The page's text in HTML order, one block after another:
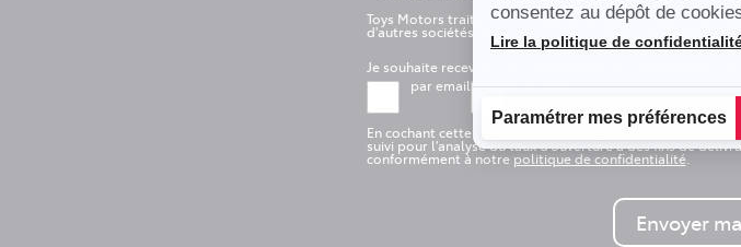
consentez au dépôt de
Plateforme de Gestion du Consentement :
Lire la politique de
Paramétrer mes préférences
Toys Motors traite vos données pour répondre à votre
d'autres sociétés du . Pour en savoir plus et
Je souhaite recevoir des communications commerciales de
par email
par SMS
En cochant cette case, vous acceptez de recevoir nos
suivi pour l'analyse du taux d'ouverture à des fins de
conformément à notre politique de confidentialité.
Envoyer